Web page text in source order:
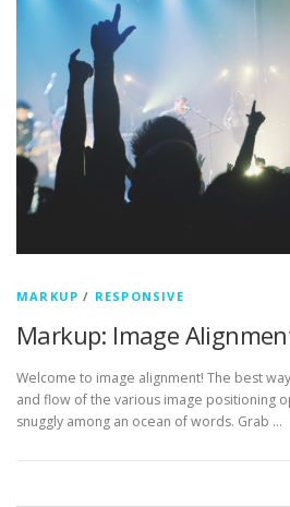
MARKUP / RESPONSIVE
Markup: Image
Welcome to image alignment! The best
and flow of the various image positioning
snuggly among an ocean of words. Grab …